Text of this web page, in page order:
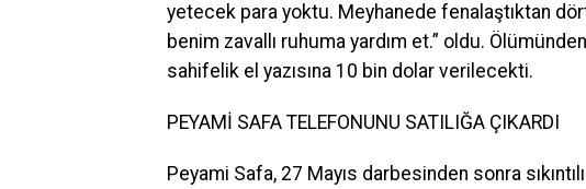
yetecek para yoktu. Meyhanede fenalaştıktan
benim zavallı ruhuma yardım et.” oldu.
sahifelik el yazısına 10 bin dolar verilecekti.
PEYAMİ SAFA TELEFONUNU SATILIĞA ÇIKARDI
Peyami Safa, 27 Mayıs darbesinden sonra